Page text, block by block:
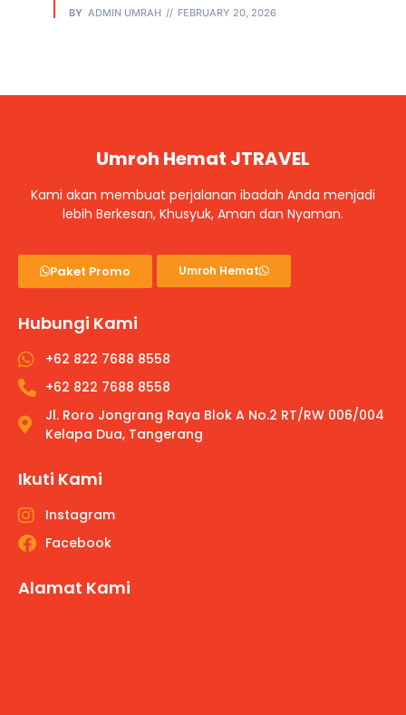
BY ADMIN UMRAH FEBRUARY 20, 2026
Umroh Hemat JTRAVEL
Kami akan membuat perjalanan ibadah Anda menjadi
lebih Berkesan, Khusyuk, Aman dan Nyaman.
Paket Promo Umroh Hemat
Hubungi Kami
+62 822 7688 8558
+62 822 7688 8558
Jl. Roro Jongrang Raya Blok A No.2 RT/RW 006/004
Kelapa Dua, Tangerang
Ikuti Kami
Instagram
Facebook
Alamat Kami